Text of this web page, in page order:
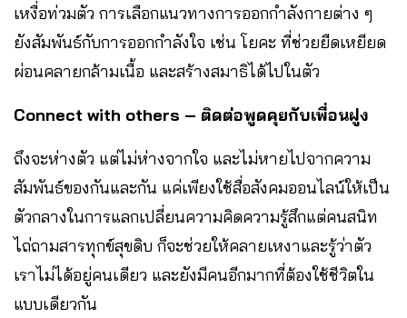
เหงื่อท่วมตัว การเลือกแนวทางการออกกำลังกายต่าง ๆ
ยังสัมพันธ์กับการออกกำลังใจ เช่น โยคะ ที่ช่วยยืดเหยียด
ผ่อนคลายกล้ามเนื้อ และสร้างสมาธิได้ไปในตัว
Connect with others – ติดต่อพูดคุยกับเพื่อนฝูง
ถึงจะห่างตัว แต่ไม่ห่างจากใจ และไม่หายไปจากความ
สัมพันธ์ของกันและกัน แค่เพียงใช้สื่อสังคมออนไลน์ให้เป็น
ตัวกลางในการแลกเปลี่ยนความคิดความรู้สึกแต่คนสนิท
ไถ่ถามสารทุกข์สุขดิบ ก็จะช่วยให้คลายเหงาและรู้ว่าตัว
เราไม่ได้อยู่คนเดียว และยังมีคนอีกมากที่ต้องใช้ชีวิตใน
แบบเดียวกัน